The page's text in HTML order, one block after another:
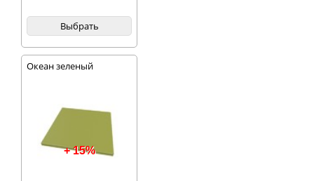
Выбрать
Океан зеленый
+ 15%